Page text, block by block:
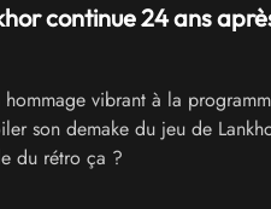
continue 24 ans
vibrant à la
son demake du jeu de
du rétro ça ?